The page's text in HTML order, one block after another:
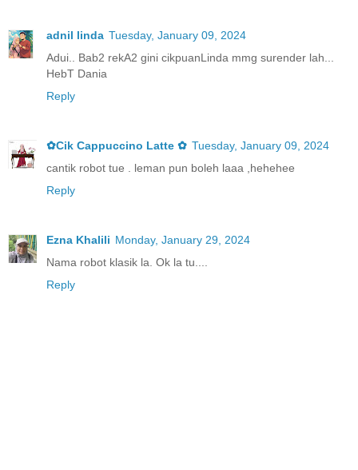
adnil linda Tuesday, January 09, 2024
Adui.. Bab2 rekA2 gini cikpuanLinda mmg surender lah...
HebT Dania
Reply
✿Cik Cappuccino Latte ✿ Tuesday, January 09, 2024
cantik robot tue . leman pun boleh laaa ,hehehee
Reply
Ezna Khalili Monday, January 29, 2024
Nama robot klasik la. Ok la tu....
Reply